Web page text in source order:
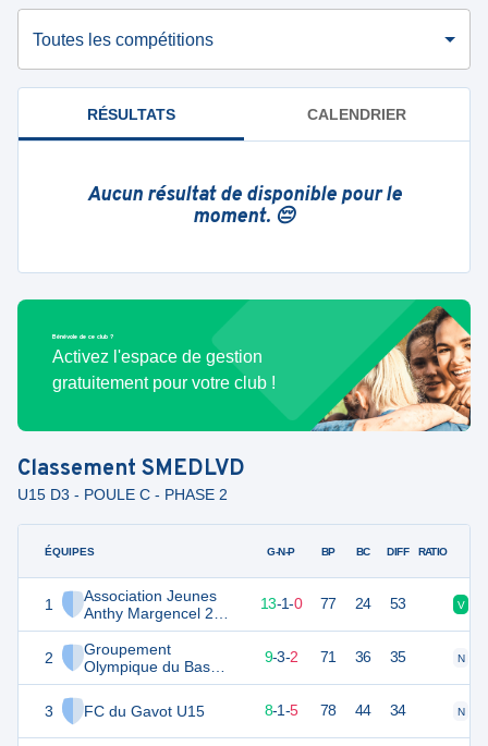
Toutes les compétitions
RÉSULTATS CALENDRIER
Aucun résultat de disponible pour le
moment. 😔
Bénévole de ce club ?
Activez l'espace de gestion
gratuitement pour votre club !
Classement SMEDLVD
U15 D3 - POULE C - PHASE 2
ÉQUIPES
1
Association Jeunes
Anthy Margencel 2
U15
2
Groupement
Olympique du Bas
Chablais
3
FC du Gavot U15
G-N-P BP BC DIFF RATIO
40 13-1-0 77 24 53 V
29 9-3-2 71 36 35 N
25 8-1-5 78 44 34 N